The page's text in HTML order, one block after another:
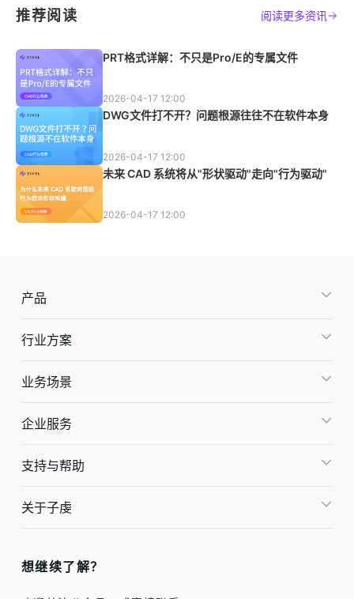
推荐阅读 阅读更多资讯
PRT格式详解：不只是Pro/E的专属文件
2026-04-17 12:00
DWG文件打不开？问题根源往往不在软件本身
2026-04-17 12:00
未来 CAD 系统将从"形状驱动"走向"行为驱动"
2026-04-17 12:00
产品
行业方案
业务场景
企业服务
支持与帮助
关于子虔
想继续了解？